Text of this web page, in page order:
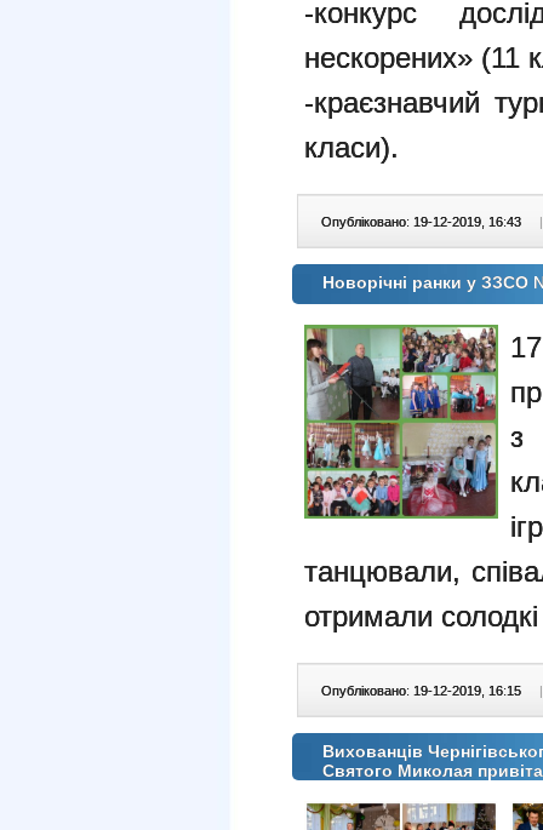
-конкурс
нескорених» (11
-краєзнавчий
класи).
Опубліковано: 19-12-2019, 16:43 |
Новорічні ранки у ЗЗСО
з
танцювали,
отримали
Опубліковано: 19-12-2019, 16:15 |
Вихованців
Святого Миколая